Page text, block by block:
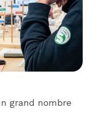
grand nombre